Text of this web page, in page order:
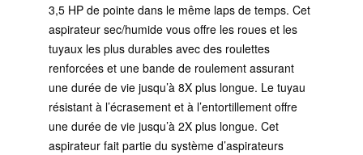
3,5 HP de pointe dans le même laps de temps. Cet
aspirateur sec/humide vous offre les roues et les
tuyaux les plus durables avec des roulettes
renforcées et une bande de roulement assurant
une durée de vie jusqu’à 8X plus longue. Le tuyau
résistant à l’écrasement et à l’entortillement offre
une durée de vie jusqu’à 2X plus longue. Cet
aspirateur fait partie du système d’aspirateurs